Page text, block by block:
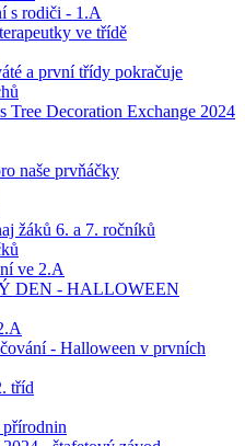
s rodiči - 1.A
ve třídě
a první třídy pokračuje
Tree Decoration Exchange 2024
naše prvňáčky
žáků 6. a 7. ročníků
ve 2.A
DEN - HALLOWEEN
- Halloween v prvních
tříd